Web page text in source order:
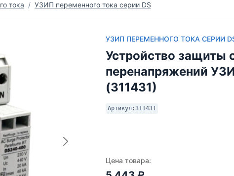
тока УЗИП переменного тока серии DS
УЗИП ПЕРЕМЕННОГО ТОКА СЕРИИ
Устройство защиты
перенапряжений
(311431)
Артикул:311431
Цена товара: